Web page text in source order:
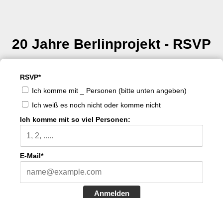
20 Jahre Berlinprojekt - RSVP
RSVP*
Ich komme mit _ Personen (bitte unten angeben)
Ich weiß es noch nicht oder komme nicht
Ich komme mit so viel Personen:
E-Mail*
Anmelden